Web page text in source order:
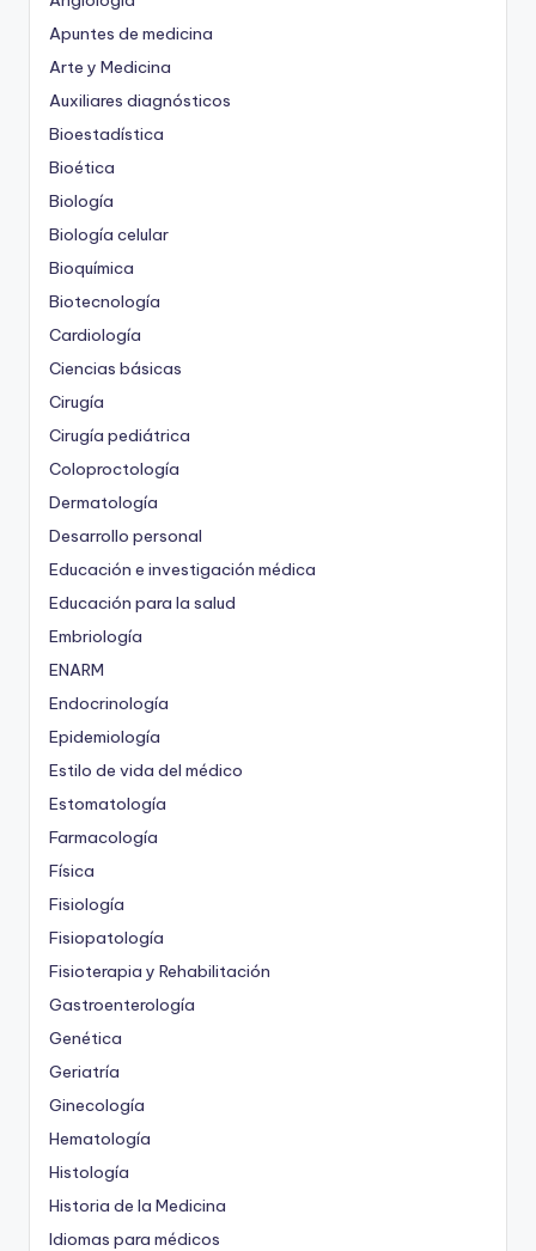
Apuntes de medicina
Arte y Medicina
Auxiliares diagnósticos
Bioestadística
Bioética
Biología
Biología celular
Bioquímica
Biotecnología
Cardiología
Ciencias básicas
Cirugía
Cirugía pediátrica
Coloproctología
Dermatología
Desarrollo personal
Educación e investigación médica
Educación para la salud
Embriología
ENARM
Endocrinología
Epidemiología
Estilo de vida del médico
Estomatología
Farmacología
Física
Fisiología
Fisiopatología
Fisioterapia y Rehabilitación
Gastroenterología
Genética
Geriatría
Ginecología
Hematología
Histología
Historia de la Medicina
Idiomas para médicos